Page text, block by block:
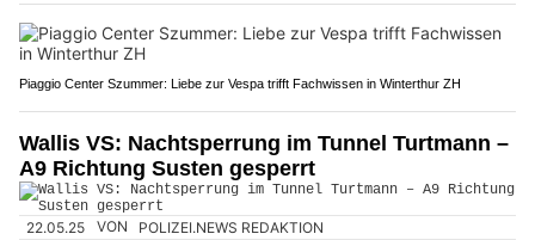
Piaggio Center Szummer: Liebe zur Vespa trifft Fachwissen in Winterthur ZH
Wallis VS: Nachtsperrung im Tunnel Turtmann –
A9 Richtung Susten gesperrt
22.05.25 VON POLIZEI.NEWS REDAKTION